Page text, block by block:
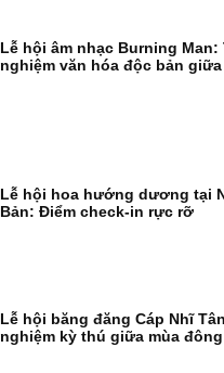
Lễ hội âm nhạc Burning Man:
nghiệm văn hóa độc bản giữa
Lễ hội hoa hướng dương tại
Bản: Điểm check-in rực rỡ
Lễ hội băng đăng Cáp Nhĩ
nghiệm kỳ thú giữa mùa đông